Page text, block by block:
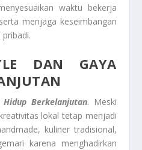
waktu bekerja
menjaga keseimbangan
DAN GAYA
Berkelanjutan. Meski
lokal tetap menjadi
kuliner tradisional,
karena menghadirkan